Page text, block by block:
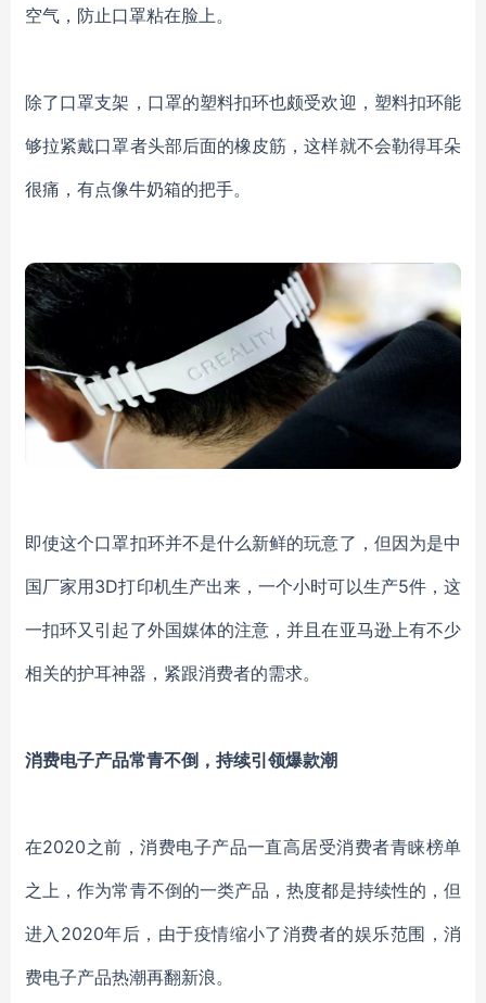
空气，防止口罩粘在脸上。
除了口罩支架，口罩的塑料扣环也颇受欢迎，塑料扣环能
够拉紧戴口罩者头部后面的橡皮筋，这样就不会勒得耳朵
很痛，有点像牛奶箱的把手。
即使这个口罩扣环并不是什么新鲜的玩意了，但因为是中
国厂家用3D打印机生产出来，一个小时可以生产5件，这
一扣环又引起了外国媒体的注意，并且在亚马逊上有不少
相关的护耳神器，紧跟消费者的需求。
消费电子产品常青不倒，持续引领爆款潮
在2020之前，消费电子产品一直高居受消费者青睐榜单
之上，作为常青不倒的一类产品，热度都是持续性的，但
进入2020年后，由于疫情缩小了消费者的娱乐范围，消
费电子产品热潮再翻新浪。